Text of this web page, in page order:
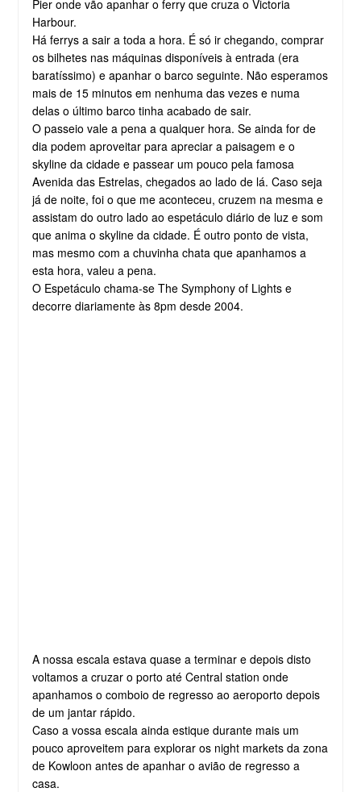
Pier onde vão apanhar o ferry que cruza o Victoria
Harbour.
Há ferrys a sair a toda a hora. É só ir chegando, comprar
os bilhetes nas máquinas disponíveis à entrada (era
baratíssimo) e apanhar o barco seguinte. Não esperamos
mais de 15 minutos em nenhuma das vezes e numa
delas o último barco tinha acabado de sair.
O passeio vale a pena a qualquer hora. Se ainda for de
dia podem aproveitar para apreciar a paisagem e o
skyline da cidade e passear um pouco pela famosa
Avenida das Estrelas, chegados ao lado de lá. Caso seja
já de noite, foi o que me aconteceu, cruzem na mesma e
assistam do outro lado ao espetáculo diário de luz e som
que anima o skyline da cidade. É outro ponto de vista,
mas mesmo com a chuvinha chata que apanhamos a
esta hora, valeu a pena.
O Espetáculo chama-se The Symphony of Lights e
decorre diariamente às 8pm desde 2004.
A nossa escala estava quase a terminar e depois disto
voltamos a cruzar o porto até Central station onde
apanhamos o comboio de regresso ao aeroporto depois
de um jantar rápido.
Caso a vossa escala ainda estique durante mais um
pouco aproveitem para explorar os night markets da zona
de Kowloon antes de apanhar o avião de regresso a
casa.